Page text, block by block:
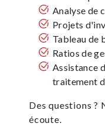
Analyse de
Projets
Tableau de
Ratios de
Assistance
traitement
Des questions ?
écoute.